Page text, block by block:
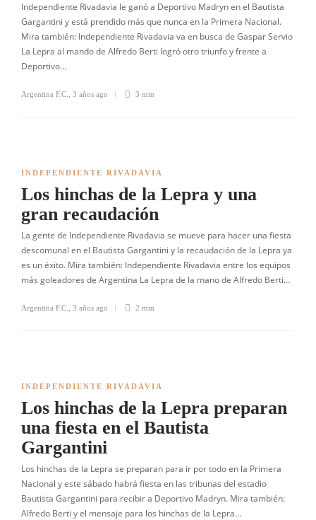
Independiente Rivadavia le ganó a Deportivo Madryn en el Bautista
Gargantini y está prendido más que nunca en la Primera Nacional.
Mira también: Independiente Rivadavia va en busca de Gaspar Servio
La Lepra al mando de Alfredo Berti logró otro triunfo y frente a
Deportivo…
Argentina F.C. 3 años ago 3 min
INDEPENDIENTE RIVADAVIA
Los hinchas de la Lepra y una
gran recaudación
La gente de Independiente Rivadavia se mueve para hacer una fiesta
descomunal en el Bautista Gargantini y la recaudación de la Lepra ya
es un éxito. Mira también: Independiente Rivadavia entre los equipos
más goleadores de Argentina La Lepra de la mano de Alfredo Berti…
Argentina F.C. 3 años ago 2 min
INDEPENDIENTE RIVADAVIA
Los hinchas de la Lepra preparan
una fiesta en el Bautista
Gargantini
Los hinchas de la Lepra se preparan para ir por todo en la Primera
Nacional y este sábado habrá fiesta en las tribunas del estadio
Bautista Gargantini para recibir a Deportivo Madryn. Mira también:
Alfredo Berti y el mensaje para los hinchas de la Lepra…